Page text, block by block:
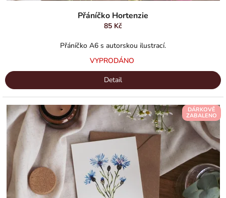
Přáníčko Hortenzie
85 Kč
Přáníčko A6 s autorskou ilustrací.
VYPRODÁNO
Detail
DÁRKOVĚ
ZABALENO